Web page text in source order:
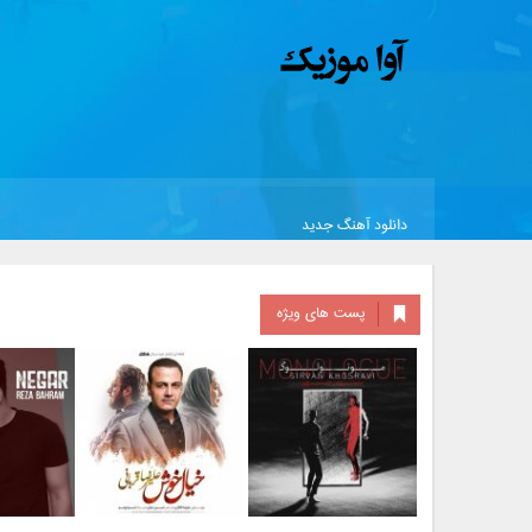
دانلود آهنگ جدید
پست های ویژه